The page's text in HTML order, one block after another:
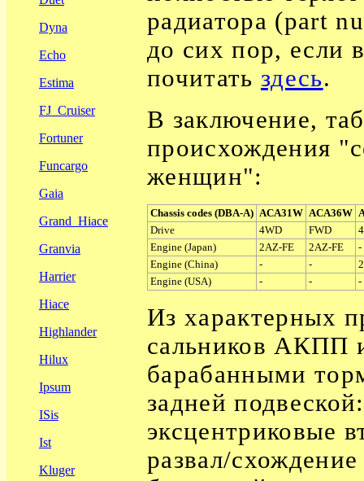
Dyna
Echo
Estima
FJ_Cruiser
Fortuner
Funcargo
Gaia
Grand_Hiace
Granvia
Harrier
Hiace
Highlander
Hilux
Ipsum
ISis
Ist
Kluger
радиатора (part nu
до сих пор, если
почитать здесь.
В заключение,
происхождения
женщин":
Chassis codes (DBA-A) ACA31W ACA36W
Drive
4WD FWD
Engine (Japan)
2AZ-FE 2AZ-FE
-
Engine (China)
- -
Engine (USA) - - -
Из характерных
сальников АКПП
барабанными
задней
эксцентриковые
развал/